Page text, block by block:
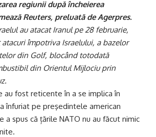
regiunii după încheierea
Reuters, preluată de Agerpres.
au atacat Iranul pe 28 februarie,
atacuri împotriva Israelului, a bazelor
din Golf, blocând totodată
din Orientul Mijlociu prin
au fost reticente în a se implica în
înfuriat pe preşedintele american
a spus că țările NATO nu au făcut nimic